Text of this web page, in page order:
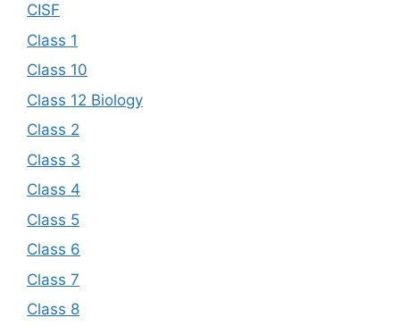
CISF
Class 1
Class 10
Class 12 Biology
Class 2
Class 3
Class 4
Class 5
Class 6
Class 7
Class 8